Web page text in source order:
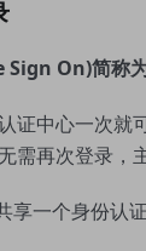
Sign On)简称
证中心一次就
需再次登录，
享一个身份认